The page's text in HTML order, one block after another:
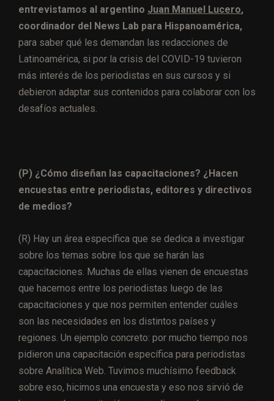
entrevistamos al argentino Juan Manuel Lucero,
coordinador del News Lab para Hispanoamérica,
para saber qué les demandan las redacciones de
Latinoamérica, si por la crisis del COVID-19 tuvieron
más interés de los periodistas en sus cursos y si
debieron adaptar sus contenidos para colaborar con los
desafíos actuales.
(P) ¿Cómo diseñan las capacitaciones? ¿Hacen
encuestas entre periodistas, editores y directivos
de medios?
(R) Hay un área específica que se dedica a investigar
sobre los temas sobre los que se harán las
capacitaciones. Muchas de ellas vienen de encuestas
que hacemos entre los periodistas luego de las
capacitaciones y que nos permiten entender cuáles
son las necesidades en los distintos países y
regiones. Un ejemplo concreto: por mucho tiempo nos
pidieron una capacitación específica para periodistas
sobre Analítica Web. Tuvimos muchísimo feedback
sobre eso, hicimos una encuesta y eso nos sirvió de